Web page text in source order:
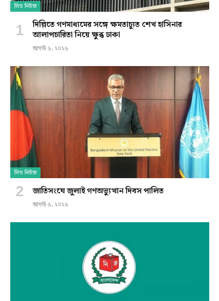
লিড নিউজ
দিল্লিতে গণমাধ্যমের সঙ্গে ক্ষমতাচ্যুত শেখ হাসিনার
আলাপচারিতা নিয়ে ক্ষুব্ধ ঢাকা
আগস্ট ৬, ২০২৬
লিড নিউজ
জাতিসংঘে জুলাই গণঅভ্যুত্থান দিবস পালিত
আগস্ট ৬, ২০২৬